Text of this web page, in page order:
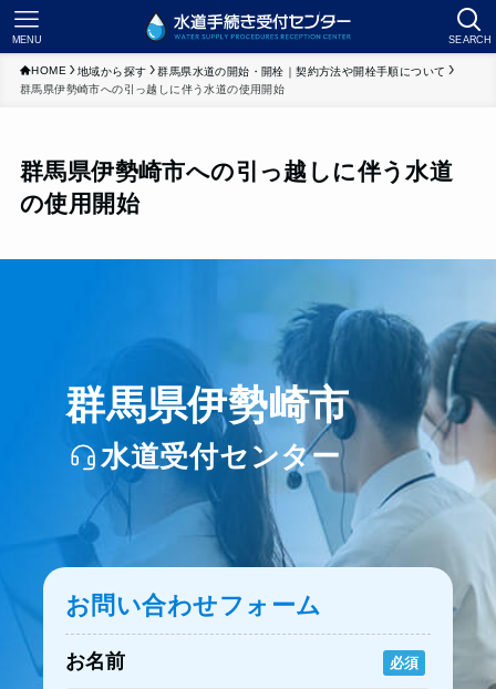
SEARCH
MENU
HOME 地域から探す
群馬県水道の開始・開栓｜契約方法や開栓手順について
群馬県伊勢崎市への引っ越しに伴う水道の使用開始
群馬県伊勢崎市への引っ越しに伴う水道
の使用開始
群馬県伊勢崎市
水道受付センター
お問い合わせフォーム
お名前 必須